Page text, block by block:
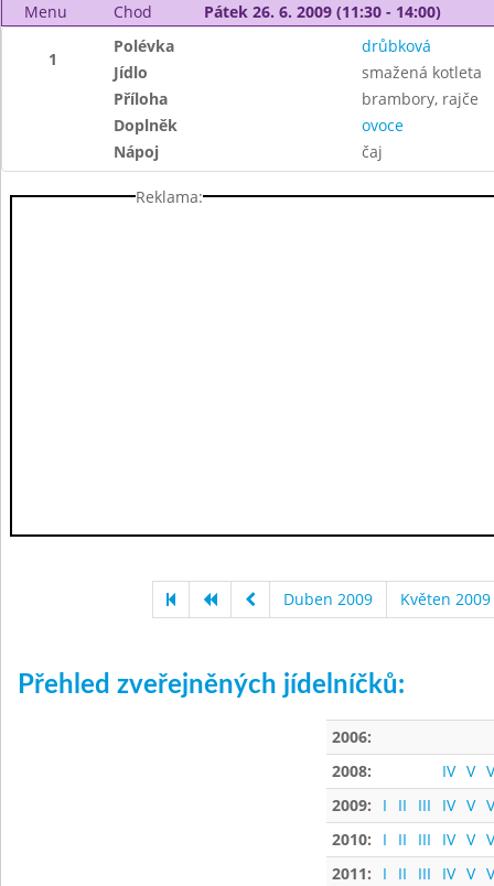
Menu
Chod Pátek 26. 6. 2009 (11:30 - 14:00)
1
Polévka
drůbková
Jídlo
smažená kotleta
Příloha
brambory, rajče
Doplněk
ovoce
Nápoj
čaj
Reklama:
Duben 2009 Květen 2009
Přehled zveřejněných jídelníčků:
2006:
2008:
IV V
2009:
I II III IV V
2010:
I II III IV V
2011:
I II III IV V